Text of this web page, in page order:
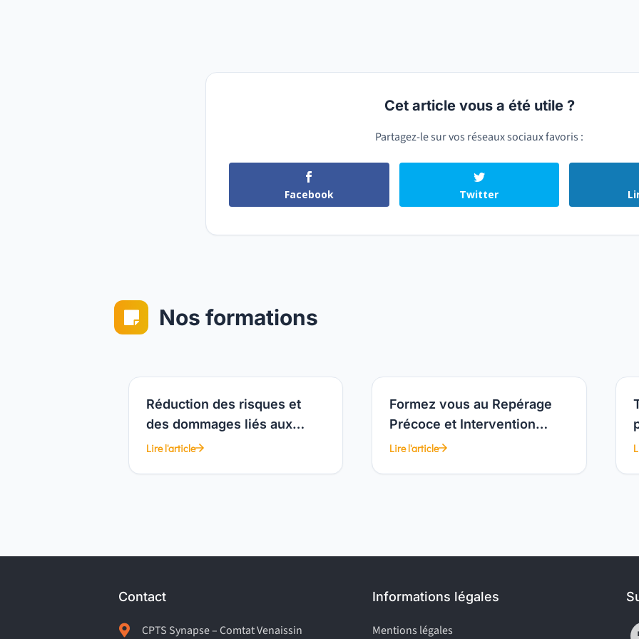
Cet article vous a été utile ?
Partagez-le sur vos réseaux sociaux favoris :
Facebook Twitter
 Nos formations
Réduction des risques et
des dommages liés aux
consommations de drogues
Lire l'article
Formez vous au Repérage
Précoce et Intervention
Brève (RPIB)
Lire l'article
Contact
 CPTS Synapse – Comtat Venaissin
Informations légales
Mentions légales